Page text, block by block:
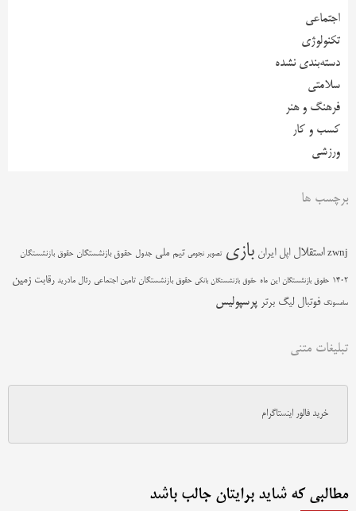
اجتماعی
تکنولوژی
دسته‌بندی نشده
سلامتی
فرهنگ و هنر
کسب و کار
ورزشی
برچسب ها
zwnj استقلال اپل ایران بازی تصویر نجومی تیم ملی جدول حقوق بازنشستگان حقوق بازنشستگان
1402 حقوق بازنشستگان این ماه حقوق بازنشستگان بانکی حقوق بازنشستگان تامین اجتماعی رئال مادرید رقابت زمین
سامسونگ فوتبال لیگ برتر پرسپولیس
تبلیغات متنی
خرید فالور اینستاگرام
مطالبی که شاید برایتان جالب باشد